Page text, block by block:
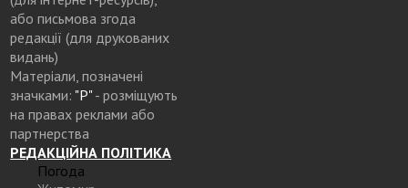
або письмова згода
редакції (для друкованих
видань)
Матеріали, позначені
значками: "Р"- розміщують
на правах реклами або
партнерства
РЕДАКЦІЙНА ПОЛІТИКА
Погода